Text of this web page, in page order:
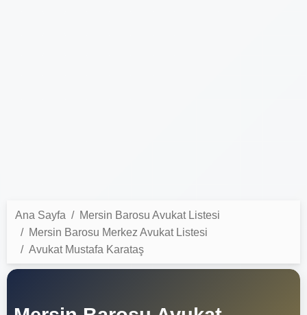
Ana Sayfa
Mersin Barosu Avukat Listesi
Mersin Barosu Merkez Avukat Listesi
Avukat Mustafa Karataş